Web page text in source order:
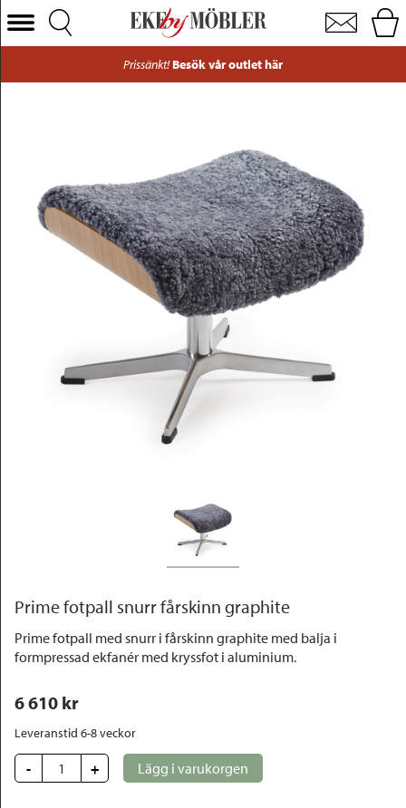
Prime fotpall snurr fårskinn graphite
Välj Kategori
Sängar
Förvaring
Utemöbler
Prissänkt! Besök vår outlet här
Prime fotpall snurr fårskinn graphite
Prime fotpall med snurr i fårskinn graphite med balja i
formpressad ekfanér med kryssfot i aluminium.
6 610 kr
Leveranstid 6-8 veckor
- + Lägg i varukorgen